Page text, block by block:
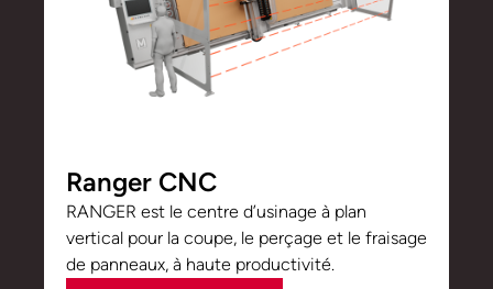
Ranger CNC
RANGER est le centre d’usinage à plan
vertical pour la coupe, le perçage et le fraisage
de panneaux, à haute productivité.